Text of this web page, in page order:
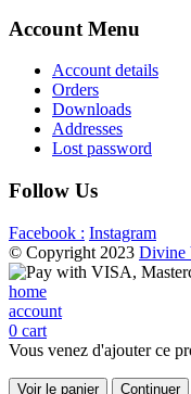
Account Menu
Account details
Orders
Downloads
Addresses
Lost password
Follow Us
Facebook : Instagram
© Copyright 2023 Divine
home
account
0 cart
Vous venez d'ajouter ce
Voir le panier Continuer